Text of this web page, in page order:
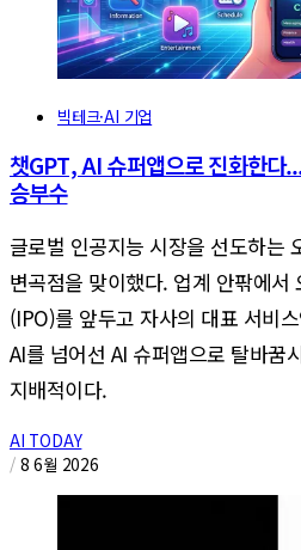
빅테크·AI 기업
챗GPT, AI 슈퍼앱으로 진화한다
승부수
글로벌 인공지능 시장을 선도하는
변곡점을 맞이했다. 업계 안팎에서
(IPO)를 앞두고 자사의 대표 서비
AI를 넘어선 AI 슈퍼앱으로 탈바꿈
지배적이다.
AI TODAY
/ 8 6월 2026